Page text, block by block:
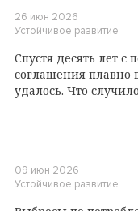
26 июн 2026
Устойчивое развитие
Спустя десять лет с
соглашения плавно
удалось. Что
09 июн 2026
Устойчивое развитие